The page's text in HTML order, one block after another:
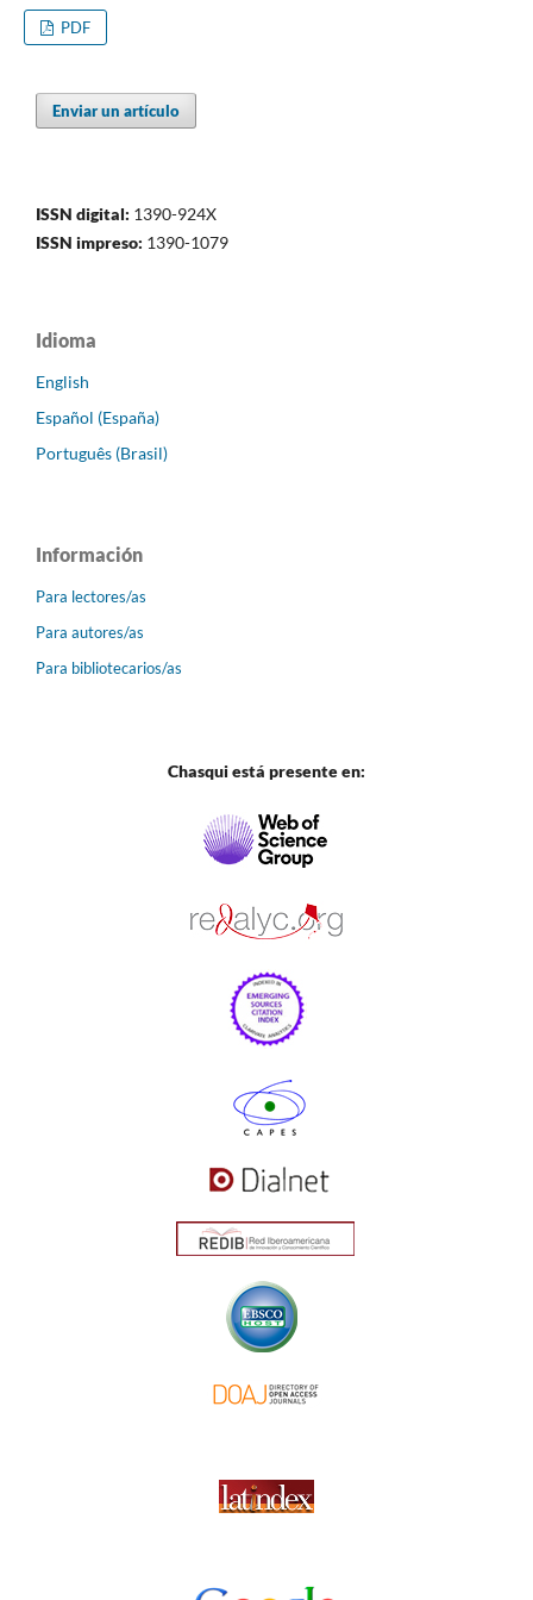
PDF
Enviar un artículo
ISSN digital: 1390-924X
ISSN impreso: 1390-1079
Idioma
English
Español (España)
Português (Brasil)
Información
Para lectores/as
Para autores/as
Para bibliotecarios/as
Chasqui está presente en: